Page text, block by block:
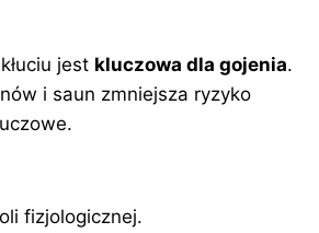
jest kluczowa dla gojenia.
i saun zmniejsza ryzyko
fizjologicznej.